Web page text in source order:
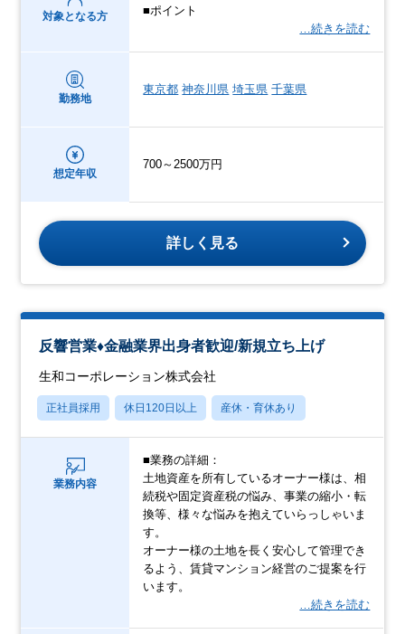
対象となる方
■ポイント
…続きを読む
勤務地
東京都 神奈川県 埼玉県 千葉県
想定年収
700～2500万円
詳しく見る
反響営業♦金融業界出身者歓迎/新規立ち上げ
生和コーポレーション株式会社
正社員採用 休日120日以上 産休・育休あり
業務内容
■業務の詳細：
土地資産を所有しているオーナー様は、相
続税や固定資産税の悩み、事業の縮小・転
換等、様々な悩みを抱えていらっしゃいま
す。
オーナー様の土地を長く安心して管理でき
るよう、賃貸マンション経営のご提案を行
います。
…続きを読む